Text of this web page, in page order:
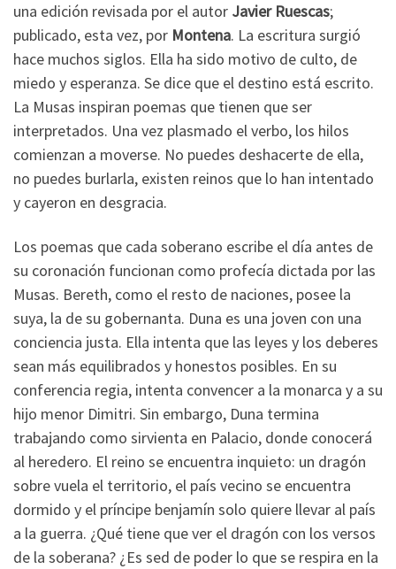
una edición revisada por el autor Javier Ruescas;
publicado, esta vez, por Montena. La escritura surgió
hace muchos siglos. Ella ha sido motivo de culto, de
miedo y esperanza. Se dice que el destino está escrito.
La Musas inspiran poemas que tienen que ser
interpretados. Una vez plasmado el verbo, los hilos
comienzan a moverse. No puedes deshacerte de ella,
no puedes burlarla, existen reinos que lo han intentado
y cayeron en desgracia.
Los poemas que cada soberano escribe el día antes de
su coronación funcionan como profecía dictada por las
Musas. Bereth, como el resto de naciones, posee la
suya, la de su gobernanta. Duna es una joven con una
conciencia justa. Ella intenta que las leyes y los deberes
sean más equilibrados y honestos posibles. En su
conferencia regia, intenta convencer a la monarca y a su
hijo menor Dimitri. Sin embargo, Duna termina
trabajando como sirvienta en Palacio, donde conocerá
al heredero. El reino se encuentra inquieto: un dragón
sobre vuela el territorio, el país vecino se encuentra
dormido y el príncipe benjamín solo quiere llevar al país
a la guerra. ¿Qué tiene que ver el dragón con los versos
de la soberana? ¿Es sed de poder lo que se respira en la